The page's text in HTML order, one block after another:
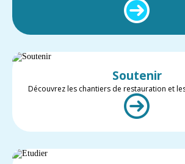
Soutenir
Découvrez les chantiers de restauration et